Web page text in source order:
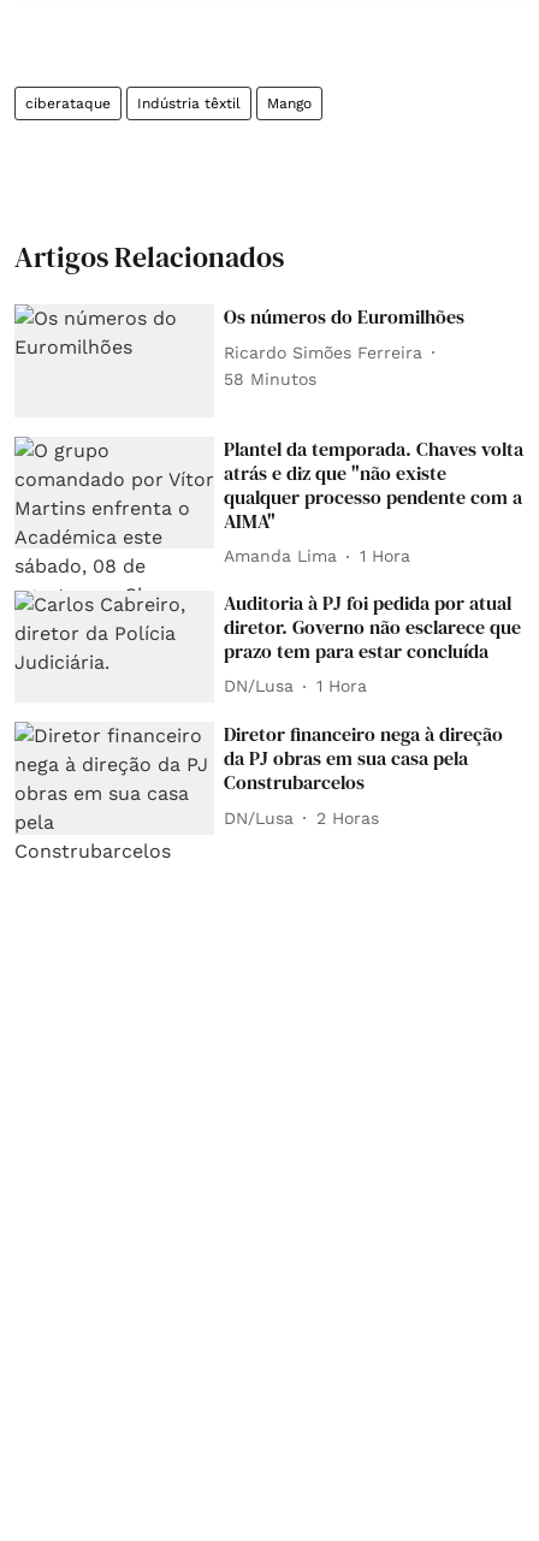
ciberataque Indústria têxtil Mango
Artigos Relacionados
Os números do Euromilhões
Ricardo Simões Ferreira
58 Minutos
Plantel da temporada. Chaves volta
atrás e diz que "não existe
qualquer processo pendente com a
AIMA"
Amanda Lima 1 Hora
Auditoria à PJ foi pedida por atual
diretor. Governo não esclarece que
prazo tem para estar concluída
DN/Lusa 1 Hora
Diretor financeiro nega à direção
da PJ obras em sua casa pela
Construbarcelos
DN/Lusa 2 Horas